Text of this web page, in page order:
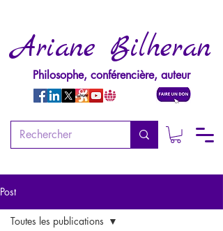
Ariane Bilheran
Philosophe, conférencière, auteur
Post
Toutes les publications